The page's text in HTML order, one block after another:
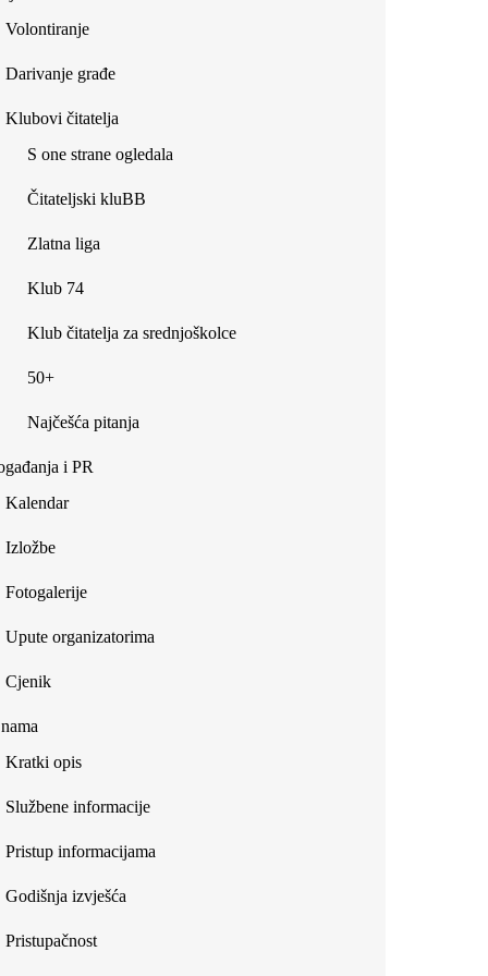
Volontiranje
Darivanje građe
Klubovi čitatelja
S one strane ogledala
Čitateljski kluBB
Zlatna liga
Klub 74
Klub čitatelja za srednjoškolce
50+
Najčešća pitanja
i PR
Kalendar
Izložbe
Fotogalerije
Upute organizatorima
Cjenik
Kratki opis
Službene informacije
Pristup informacijama
Godišnja izvješća
Pristupačnost